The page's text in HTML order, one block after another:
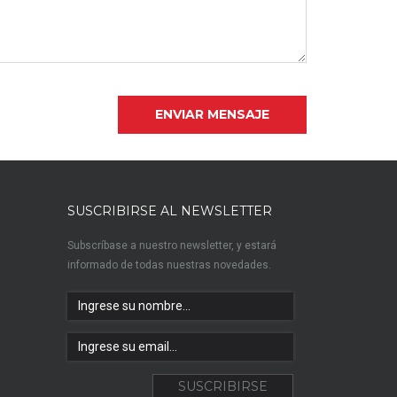
PUNTA DEL ESTE - URUGUAY
4226 4443 / 4226 4463
MONTEVIDEO -
SUSCRIBIRSE AL NEWSLETTER
Subscríbase a nuestro newsletter, y estará
informado de todas nuestras novedades.